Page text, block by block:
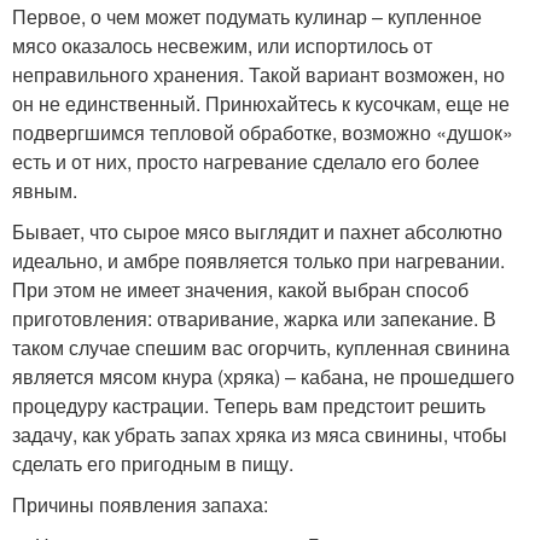
Первое, о чем может подумать кулинар – купленное
мясо оказалось несвежим, или испортилось от
неправильного хранения. Такой вариант возможен, но
он не единственный. Принюхайтесь к кусочкам, еще не
подвергшимся тепловой обработке, возможно «душок»
есть и от них, просто нагревание сделало его более
явным.
Бывает, что сырое мясо выглядит и пахнет абсолютно
идеально, и амбре появляется только при нагревании.
При этом не имеет значения, какой выбран способ
приготовления: отваривание, жарка или запекание. В
таком случае спешим вас огорчить, купленная свинина
является мясом кнура (хряка) – кабана, не прошедшего
процедуру кастрации. Теперь вам предстоит решить
задачу, как убрать запах хряка из мяса свинины, чтобы
сделать его пригодным в пищу.
Причины появления запаха: